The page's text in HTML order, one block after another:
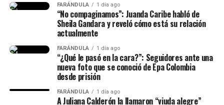
dar vida es renacer, míralo como una segunda oportunidad
para hacerlo bien, o mejor
♬ original sound –
ISABELLA LADERA
FARÁNDULA 1 día ago
“No compaginamos”: Juanda Caribe habló de
Sheila Gandara y reveló cómo está su relación
actualmente
FARÁNDULA 1 día ago
“¿Qué le pasó en la cara?”: Seguidores ante una
nueva foto que se conoció de Epa Colombia
desde prisión
FARÁNDULA 1 día ago
A Juliana Calderón la llamaron “viuda alegre”